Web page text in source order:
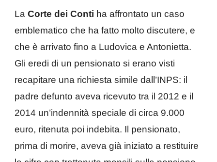
La Corte dei Conti ha affrontato un caso
emblematico che ha fatto molto discutere, e
che è arrivato fino a Ludovica e Antonietta.
Gli eredi di un pensionato si erano visti
recapitare una richiesta simile dall’INPS: il
padre defunto aveva ricevuto tra il 2012 e il
2014 un’indennità speciale di circa 9.000
euro, ritenuta poi indebita. Il pensionato,
prima di morire, aveva già iniziato a restituire